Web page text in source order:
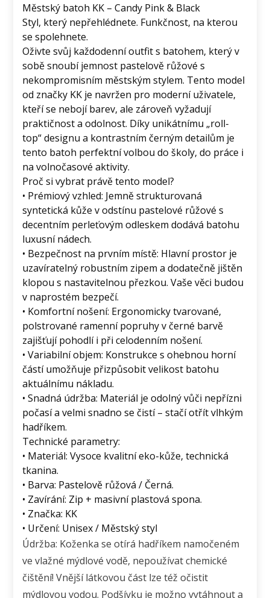
Městský batoh KK – Candy Pink & Black
Styl, který nepřehlédnete. Funkčnost, na kterou
se spolehnete.
Oživte svůj každodenní outfit s batohem, který v
sobě snoubí jemnost pastelově růžové s
nekompromisním městským stylem. Tento model
od značky KK je navržen pro moderní uživatele,
kteří se nebojí barev, ale zároveň vyžadují
praktičnost a odolnost. Díky unikátnímu „roll-
top“ designu a kontrastním černým detailům je
tento batoh perfektní volbou do školy, do práce i
na volnočasové aktivity.
Proč si vybrat právě tento model?
• Prémiový vzhled: Jemně strukturovaná
syntetická kůže v odstínu pastelové růžové s
decentním perleťovým odleskem dodává batohu
luxusní nádech.
• Bezpečnost na prvním místě: Hlavní prostor je
uzavíratelný robustním zipem a dodatečně jištěn
klopou s nastavitelnou přezkou. Vaše věci budou
v naprostém bezpečí.
• Komfortní nošení: Ergonomicky tvarované,
polstrované ramenní popruhy v černé barvě
zajišťují pohodlí i při celodenním nošení.
• Variabilní objem: Konstrukce s ohebnou horní
částí umožňuje přizpůsobit velikost batohu
aktuálnímu nákladu.
• Snadná údržba: Materiál je odolný vůči nepřízni
počasí a velmi snadno se čistí – stačí otřít vlhkým
hadříkem.
Technické parametry:
• Materiál: Vysoce kvalitní eko-kůže, technická
tkanina.
• Barva: Pastelově růžová / Černá.
• Zavírání: Zip + masivní plastová spona.
• Značka: KK
• Určení: Unisex / Městský styl
Údržba: Koženka se otírá hadříkem namočeném
ve vlažné mýdlové vodě, nepoužívat chemické
čištění! Vnější látkovou část lze též očistit
mýdlovou vodou. Podšívku je možno vytáhnout a